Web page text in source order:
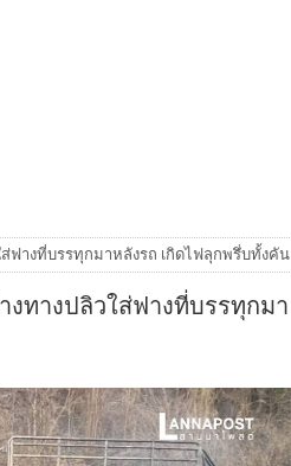
ฟางที่บรรทุกมาหลังรถ เกิดไฟลุกพรึ่บทั้งคัน
ทางปลิวใส่ฟางที่บรรทุกมา